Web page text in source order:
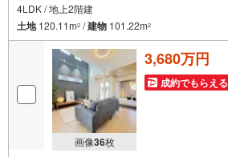
4LDK / 地上2階建
土地120.11m2 /建物 101.22m2
画像36枚
3,680万円
成約でもらえる